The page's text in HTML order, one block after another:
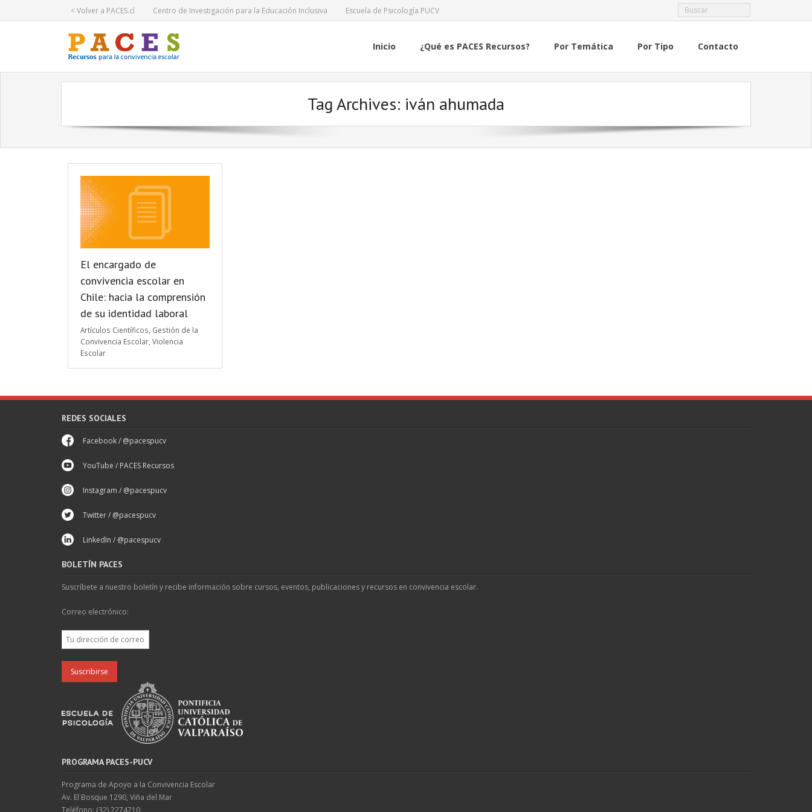
< Volver a PACES.cl Centro de Investigación para la Educación Inclusiva Escuela de Psicología PUCV
Inicio ¿Qué es PACES Recursos? Por Temática Por Tipo Contacto
Tag Archives: iván ahumada
El encargado de
convivencia escolar en
Chile: hacia la comprensión
de su identidad laboral
Artículos Científicos Gestión de la
Convivencia Escolar Violencia
Escolar
REDES SOCIALES
Facebook / @pacespucv
YouTube / PACES Recursos
Instagram / @pacespucv
Twitter / @pacespucv
LinkedIn / @pacespucv
BOLETÍN PACES
Suscríbete a nuestro boletín y recibe información sobre cursos, eventos, publicaciones y recursos en convivencia escolar.
Correo electrónico:
PROGRAMA PACES-PUCV
Programa de Apoyo a la Convivencia Escolar
Av. El Bosque 1290, Viña del Mar
Teléfono: (32) 2274710